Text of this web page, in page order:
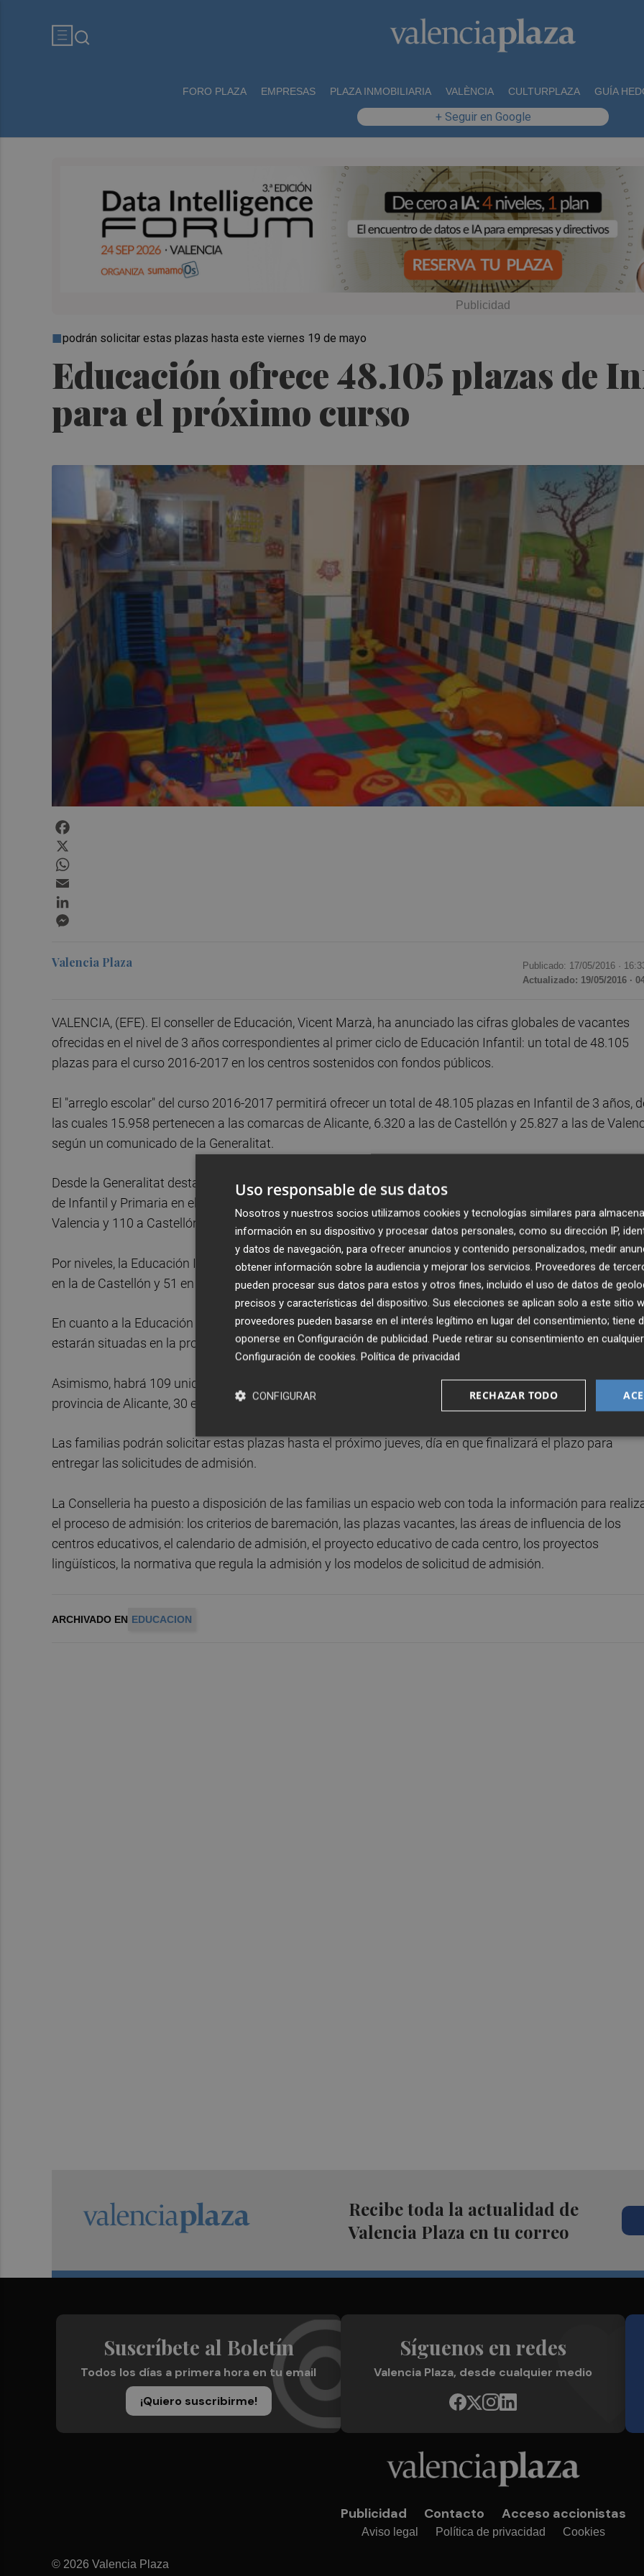
FORO PLAZA EMPRESAS PLAZA INMOBILIARIA VALÈNCIA CULTURPLAZA GUÍA
+ Seguir en Google
Educación ofrece 48.105 plazas de
para el próximo curso
podrán solicitar estas plazas hasta este viernes 19 de mayo
Valencia Plaza Publicado: 17/05/2016 ·
Actualizado: 19/05/2016 ·
VALENCIA, (EFE). El conseller de Educación, Vicent Marzà, ha anunciado las cifras globales de vacantes
ofrecidas en el nivel de 3 años correspondientes al primer ciclo de Educación Infantil: un total de 48.105
plazas para el curso 2016-2017 en los centros sostenidos con fondos públicos.
El "arreglo escolar" del curso 2016-2017 permitirá ofrecer un total de 48.105 plazas en Infantil de 3 años,
las cuales 15.958 pertenecen a las comarcas de Alicante, 6.320 a las de Castellón y 25.827 a las de
según un comunicado de la Generalitat.
Desde la Generalitat destacan el aumento de 442 unidades en los centros sostenidos con fondos públicos
de Infantil y Primaria en el conjunto de todo el territorio, de las cuales 90 pertenecen a Alicante, 242 a
Valencia y 110 a Castellón.
Por niveles, la Educación Infantil contará con 108 unidades más, 33 de ellas en la provincia de Alicante, 24
en la de Castellón y 51 en la de Valencia.
En cuanto a la Educación Primaria, contará con 225 unidades más en todo el territorio, de las cuales 57
estarán situadas en la provincia de Alicante, 36 en la de Castellón y 132 en la de Valencia.
Asimismo, habrá 109 unidades más de Educación Especial y Comunicación y Lenguaje, 20 de ellas en la
provincia de Alicante, 30 en la de Castellón y 59 en la de Valencia.
Las familias podrán solicitar estas plazas hasta el próximo jueves, día en que finalizará el plazo para
entregar las solicitudes de admisión.
La Conselleria ha puesto a disposición de las familias un espacio web con toda la información para
el proceso de admisión: los criterios de baremación, las plazas vacantes, las áreas de influencia de los
centros educativos, el calendario de admisión, el proyecto educativo de cada centro, los proyectos
lingüísticos, la normativa que regula la admisión y los modelos de solicitud de admisión.
ARCHIVADO EN EDUCACION
Recibe toda la actualidad de
Valencia Plaza en tu correo
Suscríbete al Boletín
Todos los días a primera hora en tu email
¡Quiero suscribirme!
Síguenos en redes
Valencia Plaza, desde cualquier medio
Publicidad Contacto Acceso accionistas
Aviso legal Política de privacidad Cookies
© 2026 Valencia Plaza
Uso responsable de sus datos
Nosotros y nuestros socios utilizamos cookies y tecnologías similares para
información en su dispositivo y procesar datos personales, como su dirección IP,
y datos de navegación, para ofrecer anuncios y contenido personalizados, medir
obtener información sobre la audiencia y mejorar los servicios. Proveedores de
pueden procesar sus datos para estos y otros fines, incluido el uso de datos de
precisos y características del dispositivo. Sus elecciones se aplican solo a este sitio
proveedores pueden basarse en el interés legítimo en lugar del consentimiento; tiene
oponerse en Configuración de publicidad. Puede retirar su consentimiento en
Configuración de cookies. Política de privacidad
RECHAZAR TODO
CONFIGURAR